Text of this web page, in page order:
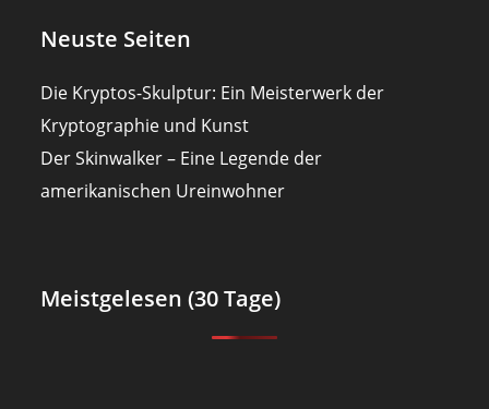
Neuste Seiten
Die Kryptos-Skulptur: Ein Meisterwerk der
Kryptographie und Kunst
Der Skinwalker – Eine Legende der
amerikanischen Ureinwohner
Meistgelesen (30 Tage)